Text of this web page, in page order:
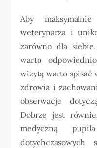
Aby
weterynarza i
zarówno dla
warto
wizytą warto spisać
zdrowia i
obserwacje
Dobrze jest
medyczną
dotychczasowych